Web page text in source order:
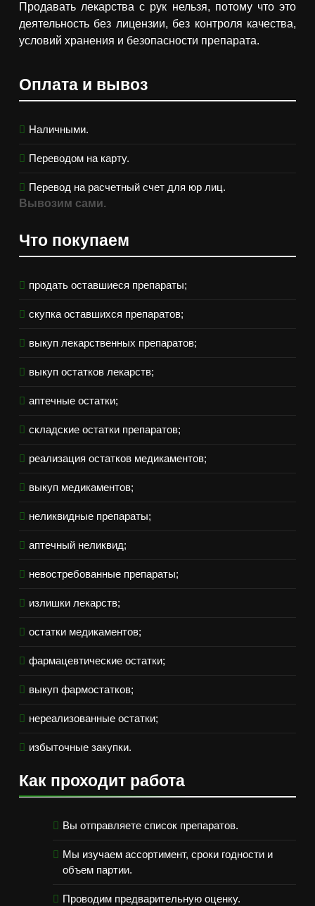
Продавать лекарства с рук нельзя, потому что это
деятельность без лицензии, без контроля качества,
условий хранения и безопасности препарата.
Оплата и вывоз
Наличными.
Переводом на карту.
Перевод на расчетный счет для юр лиц.
Вывозим сами.
Что покупаем
продать оставшиеся препараты;
скупка оставшихся препаратов;
выкуп лекарственных препаратов;
выкуп остатков лекарств;
аптечные остатки;
складские остатки препаратов;
реализация остатков медикаментов;
выкуп медикаментов;
неликвидные препараты;
аптечный неликвид;
невостребованные препараты;
излишки лекарств;
остатки медикаментов;
фармацевтические остатки;
выкуп фармостатков;
нереализованные остатки;
избыточные закупки.
Как проходит работа
Вы отправляете список препаратов.
Мы изучаем ассортимент, сроки годности и
объем партии.
Проводим предварительную оценку.